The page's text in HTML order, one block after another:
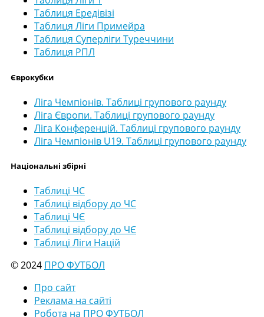
Таблиця Ередівізі
Таблиця Ліги Примейра
Таблиця Суперліги Туреччини
Таблиця РПЛ
Єврокубки
Ліга Чемпіонів. Таблиці групового раунду
Ліга Європи. Таблиці групового раунду
Ліга Конференцій. Таблиці групового раунду
Ліга Чемпіонів U19. Таблиці групового раунду
Національні збірні
Таблиці ЧС
Таблиці відбору до ЧС
Таблиці ЧЄ
Таблиці відбору до ЧЄ
Таблиці Ліги Націй
© 2024 ПРО ФУТБОЛ
Про сайт
Реклама на сайті
Робота на ПРО ФУТБОЛ